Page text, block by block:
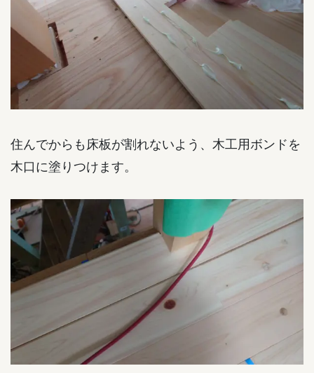
住んでからも床板が割れないよう、木工用ボンドを
木口に塗りつけます。